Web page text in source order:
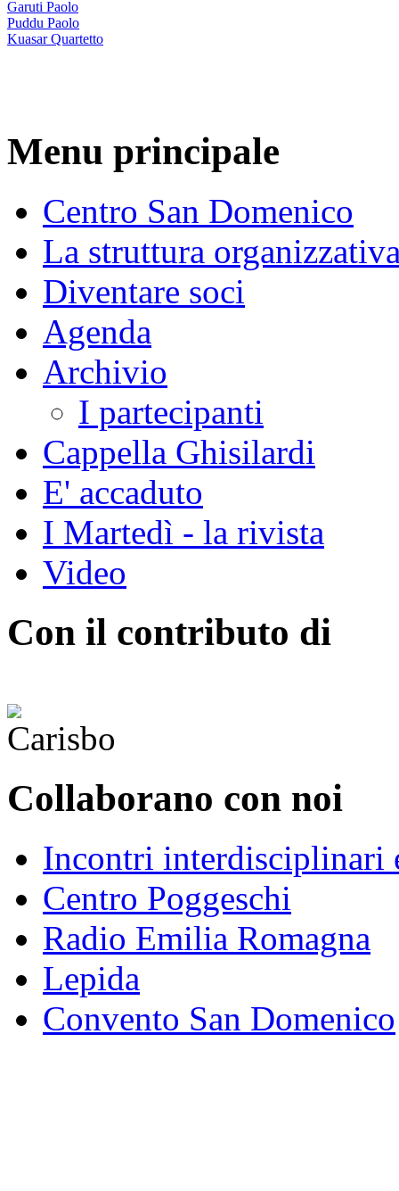
Garuti Paolo
Puddu Paolo
Kuasar Quartetto
Menu principale
Centro San Domenico
La struttura
Diventare soci
Agenda
Archivio
I partecipanti
Cappella Ghisilardi
E' accaduto
I Martedì - la rivista
Video
Con il contributo di
Collaborano con noi
Incontri interdisciplinari
Centro Poggeschi
Radio Emilia Romagna
Lepida
Convento San Domenico